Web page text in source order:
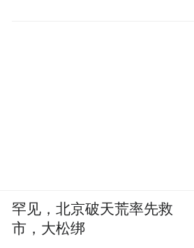
罕见，北京破天荒率先救
市，大松绑